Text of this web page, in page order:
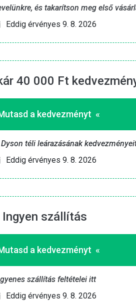
és takarítson meg első
Eddig érvényes 9. 8. 2026
40 000 Ft
a kedvezményt «
téli leárazásának
Eddig érvényes 9. 8. 2026
Ingyen szállítás
a kedvezményt «
szállítás feltételei itt
Eddig érvényes 9. 8. 2026
«
25. 8. 2026